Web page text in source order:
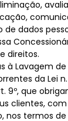
de dados
direitos.
à Lavagem
da Lei
9º, que
clientes,
nos termos